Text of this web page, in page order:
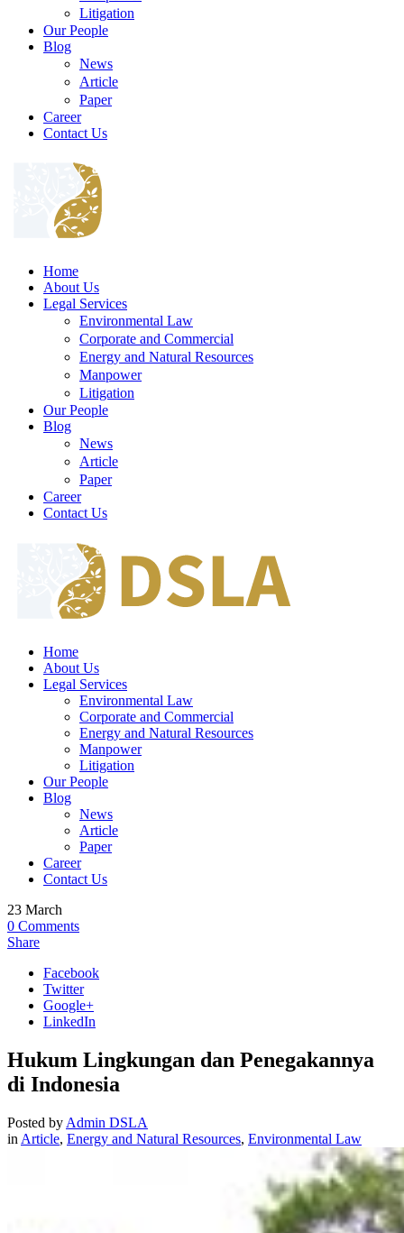
Litigation
Our People
Blog
News
Article
Paper
Career
Contact Us
Home
About Us
Legal Services
Environmental Law
Corporate and Commercial
Energy and Natural Resources
Manpower
Litigation
Our People
Blog
News
Article
Paper
Career
Contact Us
Home
About Us
Legal Services
Environmental Law
Corporate and Commercial
Energy and Natural Resources
Manpower
Litigation
Our People
Blog
News
Article
Paper
Career
Contact Us
23 March
0 Comments
Share
Facebook
Twitter
Google+
LinkedIn
Hukum Lingkungan dan Penegakannya
di Indonesia
Posted by Admin DSLA
in Article, Energy and Natural Resources, Environmental Law